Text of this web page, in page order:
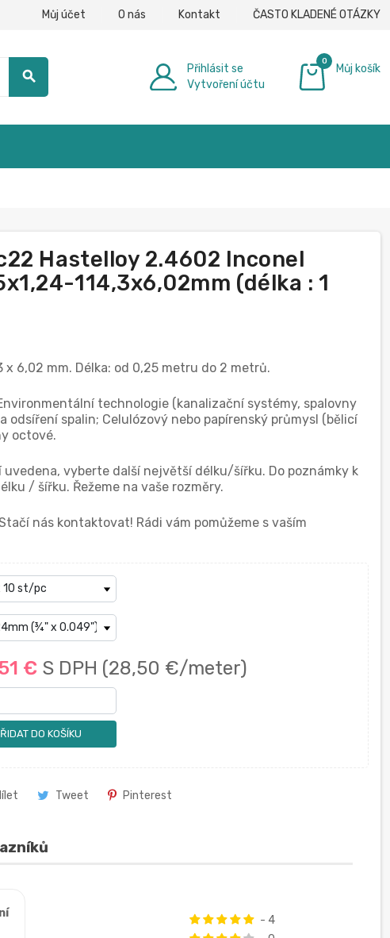
Můj účet O nás Kontakt ČASTO KLADENÉ OTÁZKY
search
Přihlásit se
Vytvoření účtu
0
Můj košík
Hastelloy 2.4602 Inconel
114,3x6,02mm (délka : 1
x 6,02 mm. Délka: od 0,25 metru do 2 metrů.
technologie (kanalizační systémy, spalovny
odsíření spalin; Celulózový nebo papírenský průmysl (bělicí
octové.
vyberte další největší délku/šířku. Do poznámky k
/ šířku. Řežeme na vaše rozměry.
nás kontaktovat! Rádi vám pomůžeme s vaším
€ S DPH (28,50 €/meter)
DO KOŠÍKU
Tweet Pinterest
- 4